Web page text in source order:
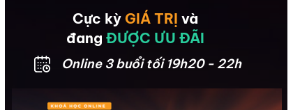
Online 3 buổi tối 19h20 - 22h
Cực kỳGIÁ TRỊvà
đang ĐƯỢC ƯU ĐÃI